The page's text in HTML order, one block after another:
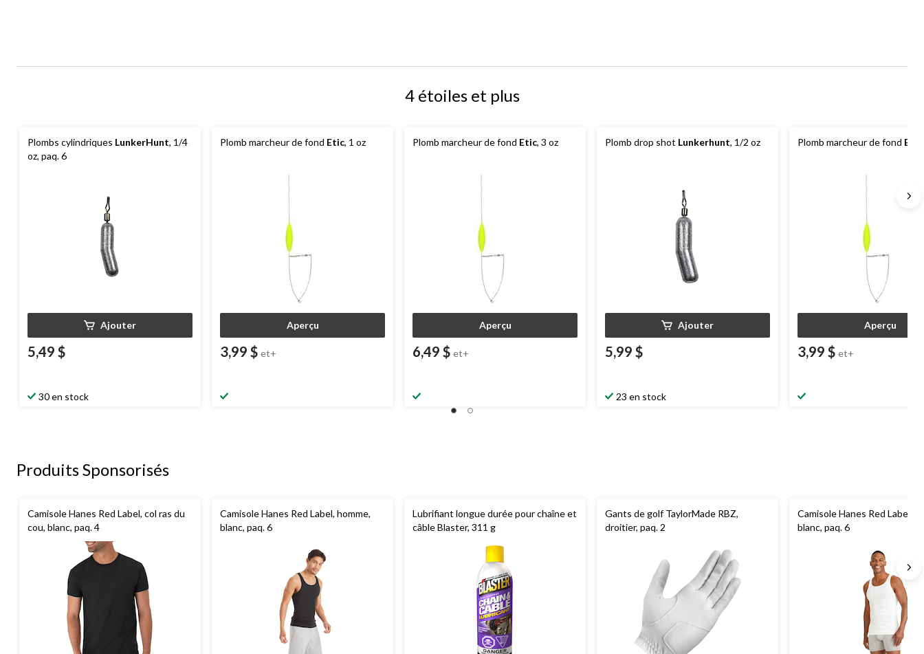
4 étoiles et plus
Plombs cylindriques LunkerHunt, 1/4
oz, paq. 6
Ajouter
5,49 $
30 en stock
Plomb marcheur de fond Etic, 1 oz
Aperçu
3,99 $ et+
Plomb marcheur de fond Etic, 3 oz
Aperçu
6,49 $ et+
Plomb drop shot Lunkerhunt, 1/2 oz
Ajouter
5,99 $
23 en stock
Plomb marcheur de fond Etic
Aperçu
3,99 $ et+
Produits Sponsorisés
Camisole Hanes Red Label, col ras du
cou, blanc, paq. 4
Camisole Hanes Red Label, homme,
blanc, paq. 6
Lubrifiant longue durée pour chaîne et
câble Blaster, 311 g
Gants de golf TaylorMade RBZ,
droitier, paq. 2
Camisole Hanes Red Label,
blanc, paq. 6